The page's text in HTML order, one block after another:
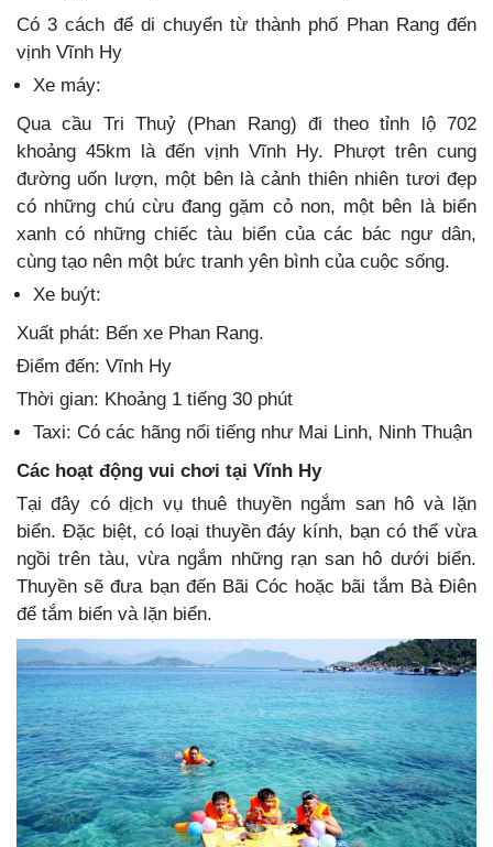
Có 3 cách để di chuyển từ thành phố Phan Rang đến
vịnh Vĩnh Hy
Xe máy:
Qua cầu Tri Thuỷ (Phan Rang) đi theo tỉnh lộ 702
khoảng 45km là đến vịnh Vĩnh Hy. Phượt trên cung
đường uốn lượn, một bên là cảnh thiên nhiên tươi đẹp
có những chú cừu đang gặm cỏ non, một bên là biển
xanh có những chiếc tàu biển của các bác ngư dân,
cùng tạo nên một bức tranh yên bình của cuộc sống.
Xe buýt:
Xuất phát: Bến xe Phan Rang.
Điểm đến: Vĩnh Hy
Thời gian: Khoảng 1 tiếng 30 phút
Taxi: Có các hãng nổi tiếng như Mai Linh, Ninh Thuận
Các hoạt động vui chơi tại Vĩnh Hy
Tại đây có dịch vụ thuê thuyền ngắm san hô và lặn
biển. Đặc biệt, có loại thuyền đáy kính, bạn có thể vừa
ngồi trên tàu, vừa ngắm những rạn san hô dưới biển.
Thuyền sẽ đưa bạn đến Bãi Cóc hoặc bãi tắm Bà Điên
để tắm biển và lặn biển.